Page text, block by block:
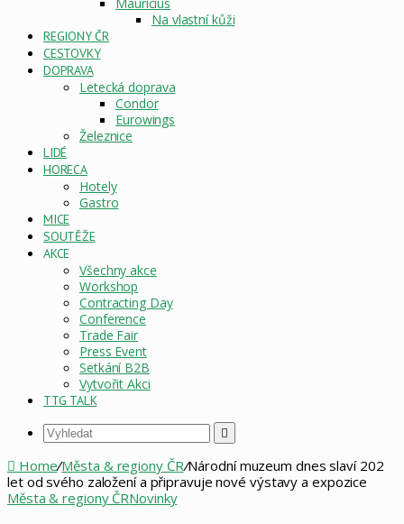
Na vlastní kůži
REGIONY ČR
CESTOVKY
DOPRAVA
Letecká doprava
Condor
Eurowings
Železnice
LIDÉ
HORECA
Hotely
Gastro
MICE
SOUTĚŽE
AKCE
Všechny akce
Workshop
Contracting Day
Conference
Trade Fair
Press Event
Setkání B2B
Vytvořit Akci
TTG TALK
Vyhledat
Home/Města & regiony ČR/Národní muzeum dnes slaví 202
let od svého založení a připravuje nové výstavy a expozice
Města & regiony ČRNovinky